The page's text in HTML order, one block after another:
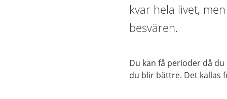
kvar hela livet,
besvären.
Du kan få perioder då
du blir bättre. Det kallas